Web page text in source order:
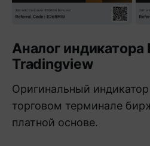
Аналог индикатора
Tradingview
Оригинальный
торговом терминале
платной основе.